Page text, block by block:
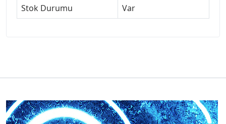
Stok Durumu
Var